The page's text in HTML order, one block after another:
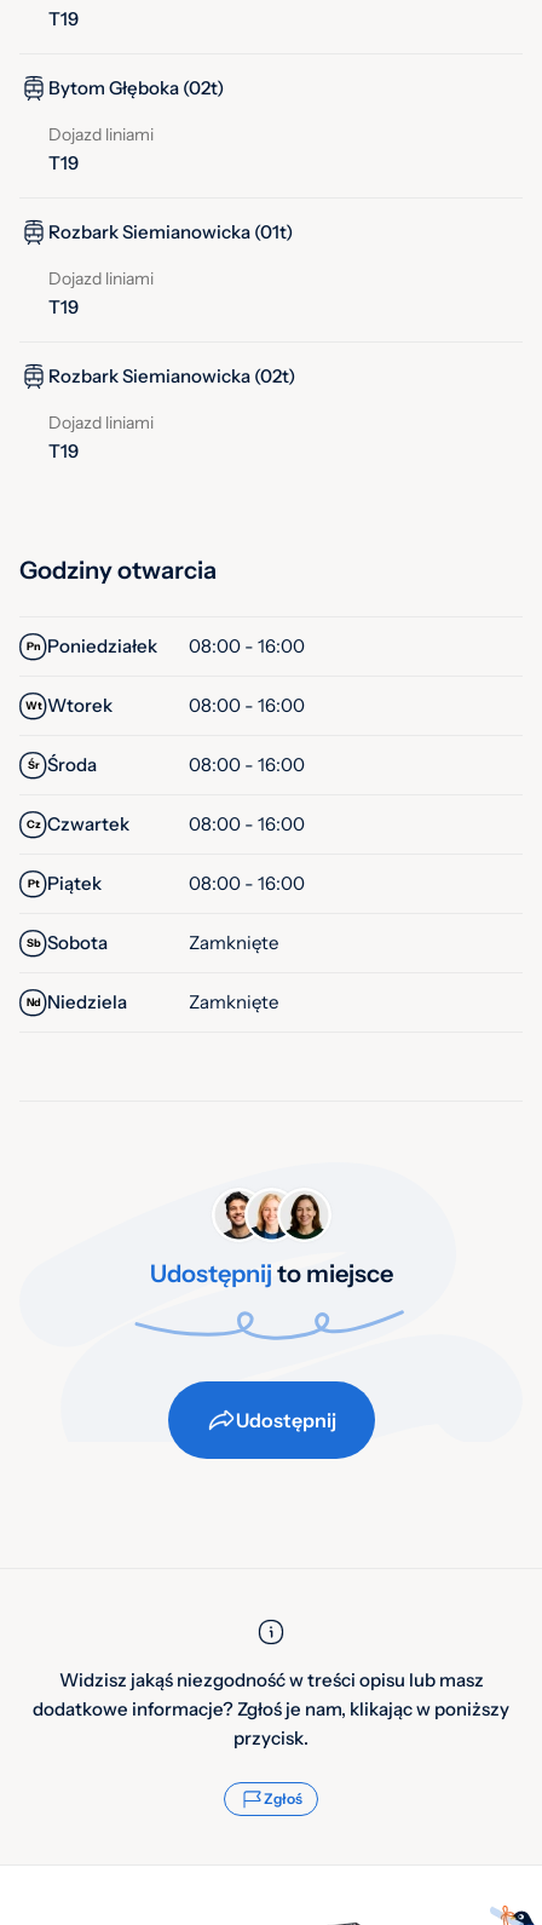
T19
Bytom Głęboka (02t)
Dojazd liniami
T19
Rozbark Siemianowicka (01t)
Dojazd liniami
T19
Rozbark Siemianowicka (02t)
Dojazd liniami
T19
Godziny otwarcia
Pn Poniedziałek 08:00 - 16:00
Wt Wtorek 08:00 - 16:00
Śr Środa 08:00 - 16:00
Cz Czwartek 08:00 - 16:00
Pt Piątek 08:00 - 16:00
Sb Sobota Zamknięte
Nd Niedziela Zamknięte
Udostępnij to miejsce
Udostępnij
Widzisz jakąś niezgodność w treści opisu lub masz
dodatkowe informacje? Zgłoś je nam, klikając w poniższy
przycisk.
Zgłoś